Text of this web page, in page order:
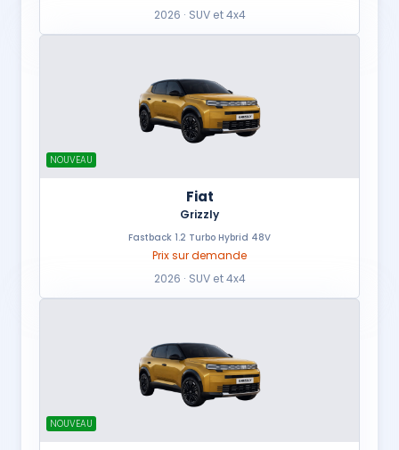
2026 · SUV et 4x4
NOUVEAU
Fiat
Grizzly
Fastback 1.2 Turbo Hybrid 48V
Prix sur demande
2026 · SUV et 4x4
NOUVEAU